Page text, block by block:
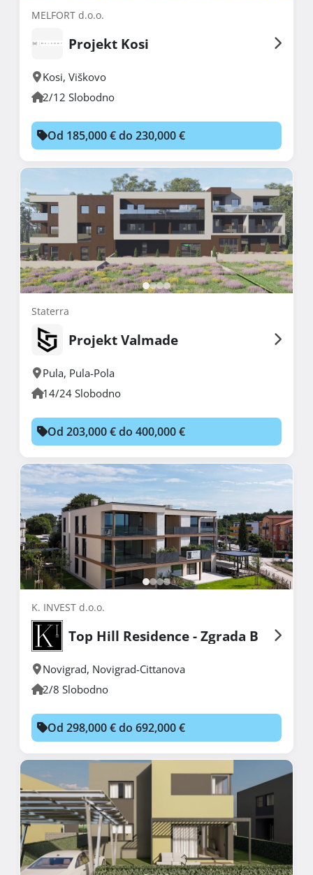
MELFORT d.o.o.
Projekt Kosi
Kosi, Viškovo
2/12 Slobodno
Od 185,000 € do 230,000 €
Staterra
Projekt Valmade
Pula, Pula-Pola
14/24 Slobodno
Od 203,000 € do 400,000 €
K. INVEST d.o.o.
Top Hill Residence - Zgrada B
Novigrad, Novigrad-Cittanova
2/8 Slobodno
Od 298,000 € do 692,000 €